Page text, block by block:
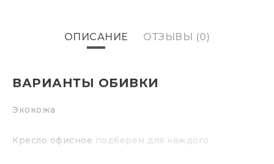
ОПИСАНИЕ ОТЗЫВЫ (0)
ВАРИАНТЫ ОБИВКИ
Экокожа
Кресло офисное подберем для каждого